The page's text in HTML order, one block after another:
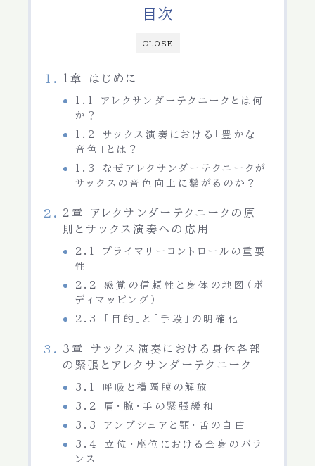
CLOSE
目次
1章 はじめに
1.1 アレクサンダーテクニークとは何
か？
1.2 サックス演奏における「豊かな
音色」とは？
1.3 なぜアレクサンダーテクニークが
サックスの音色向上に繋がるのか？
2章 アレクサンダーテクニークの原
則とサックス演奏への応用
2.1 プライマリーコントロールの重要
性
2.2 感覚の信頼性と身体の地図（ボ
ディマッピング）
2.3 「目的」と「手段」の明確化
3章 サックス演奏における身体各部
の緊張とアレクサンダーテクニーク
3.1 呼吸と横隔膜の解放
3.2 肩・腕・手の緊張緩和
3.3 アンブシュアと顎・舌の自由
3.4 立位・座位における全身のバラ
ンス